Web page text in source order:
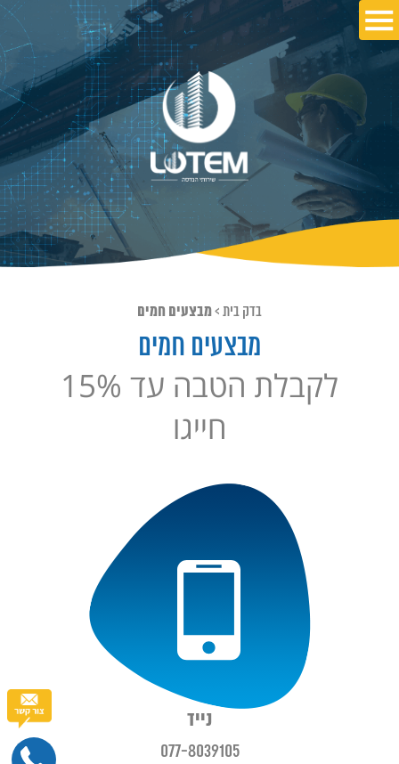
בדק בית >מבצעים חמים
מבצעים חמים
לקבלת הטבה עד 15%
חייגו
נייד
077-8039105